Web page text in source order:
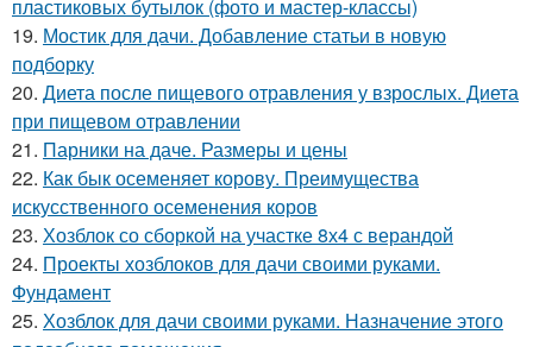
пластиковых бутылок (фото и мастер-классы)
19. Мостик для дачи. Добавление статьи в новую
подборку
20. Диета после пищевого отравления у взрослых. Диета
при пищевом отравлении
21. Парники на даче. Размеры и цены
22. Как бык осеменяет корову. Преимущества
искусственного осеменения коров
23. Хозблок со сборкой на участке 8х4 с верандой
24. Проекты хозблоков для дачи своими руками.
Фундамент
25. Хозблок для дачи своими руками. Назначение этого